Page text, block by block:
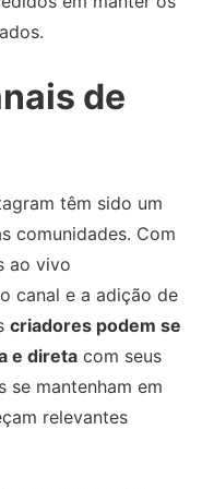
de
têm sido um
comunidades. Com
ao vivo
canal e a adição de
criadores podem se
e direta com seus
se mantenham em
relevantes